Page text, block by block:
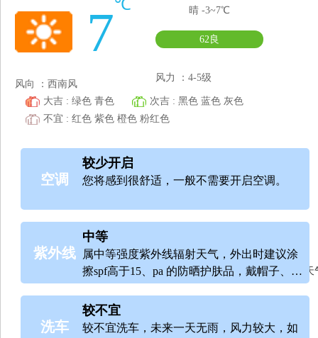
40天天
7℃
风向 ：西南风
晴-3~7℃
62良
风力 ：4-5级
大吉 : 绿色 青色
次吉 : 黑色 蓝色 灰色
不宜 : 红色 紫色 橙色 粉红色
较少开启
空调 您将感到很舒适，一般不需要开启空调。
中等
紫外线
属中等强度紫外线辐射天气，外出时建议涂
擦spf高于15、pa 的防晒护肤品，戴帽子、太
较不宜
洗车
较不宜洗车，未来一天无雨，风力较大，如